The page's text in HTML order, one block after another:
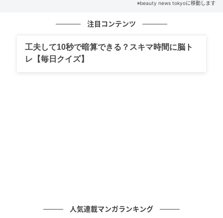
い女性が無意識にしていること
※beauty news tokyoに移動します
注目コンテンツ
工夫して10秒で暗算できる？スキマ時間に脳ト
レ【毎日クイズ】
人気連載マンガランキング